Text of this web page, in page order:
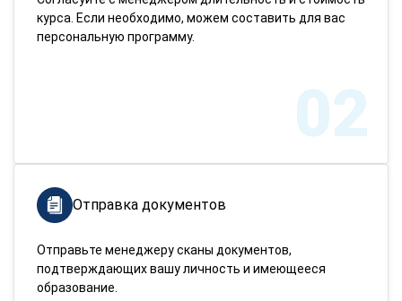
курса. Если необходимо, можем составить для вас
персональную программу.
02
Отправка документов
Отправьте менеджеру сканы документов,
подтверждающих вашу личность и имеющееся
образование.